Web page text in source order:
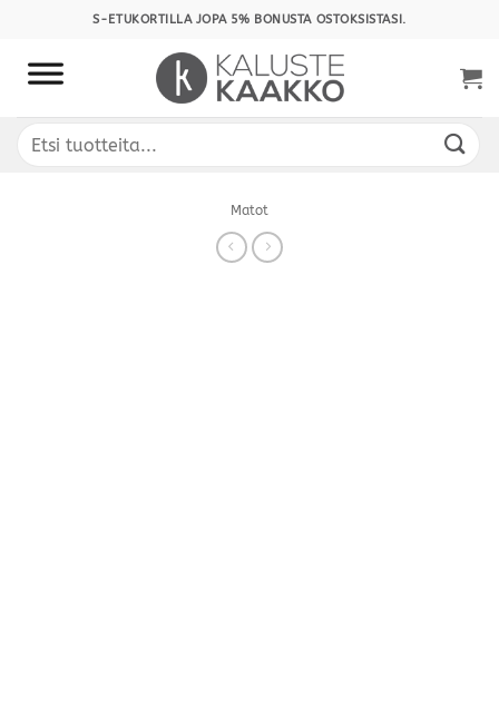
content
S-ETUKORTILLA JOPA 5% BONUSTA OSTOKSISTASI.
Etsi:
Matot